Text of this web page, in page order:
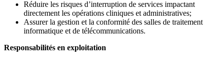
Réduire les risques d’interruption de services impactant
directement les opérations cliniques et administratives;
Assurer la gestion et la conformité des salles de traitement
informatique et de télécommunications.
Responsabilités en exploitation